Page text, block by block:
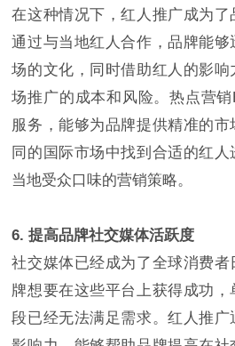
在这种情况下，红人推广成为了
通过与当地红人合作，品牌能
场的文化，同时借助红人的影
场推广的成本和风险。热点营
服务，能够为品牌提供精准的
同的国际市场中找到合适的红人
当地受众口味的营销策略。
6. 提高品牌社交媒体活跃度
社交媒体已经成为了全球消费
牌想要在这些平台上获得成功
段已经无法满足需求。红人推